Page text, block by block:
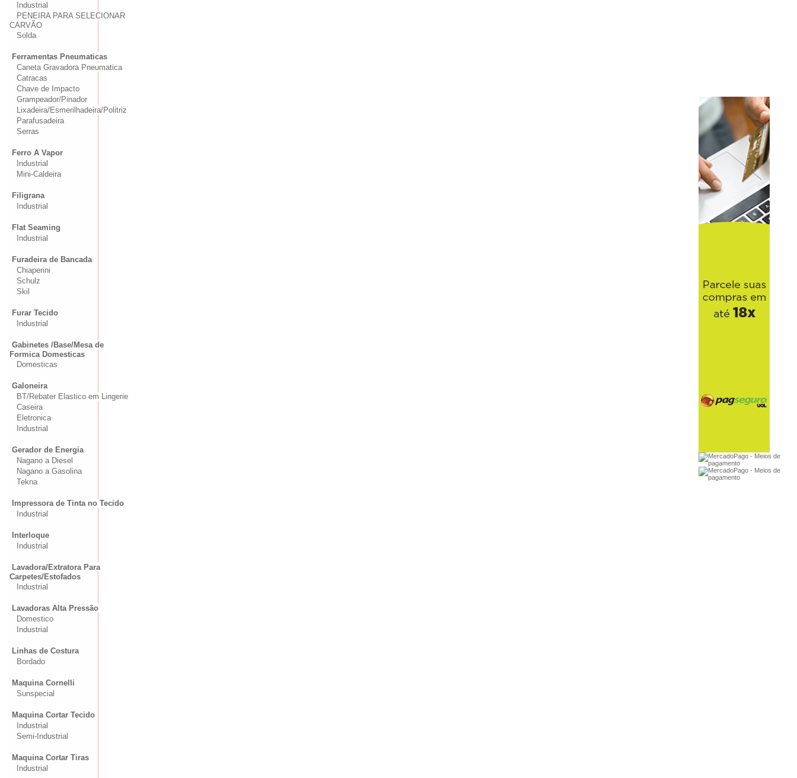
Industrial
PENEIRA PARA SELECIONAR
CARVÃO
Solda
Ferramentas Pneumaticas
Caneta Gravadora Pneumatica
Catracas
Chave de Impacto
Grampeador/Pinador
Lixadeira/Esmerilhadeira/Politriz
Parafusadeira
Serras
Ferro A Vapor
Industrial
Mini-Caldeira
Filigrana
Industrial
Flat Seaming
Industrial
Furadeira de Bancada
Chiaperini
Schulz
Skil
Furar Tecido
Industrial
Gabinetes /Base/Mesa de
Formica Domesticas
Domesticas
Galoneira
BT/Rebater Elastico em Lingerie
Caseira
Eletronica
Industrial
Gerador de Energia
Nagano a Diesel
Nagano a Gasolina
Tekna
Impressora de Tinta no Tecido
Industrial
Interloque
Industrial
Lavadora/Extratora Para
Carpetes/Estofados
Industrial
Lavadoras Alta Pressão
Domestico
Industrial
Linhas de Costura
Bordado
Maquina Cornelli
Sunspecial
Maquina Cortar Tecido
Industrial
Semi-Industrial
Maquina Cortar Tiras
Industrial